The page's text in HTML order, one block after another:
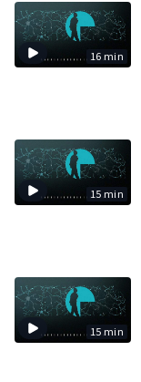
16 min
15 min
15 min